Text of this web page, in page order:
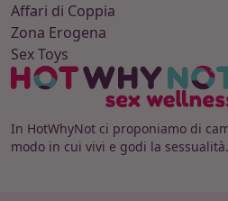
In HotWhyNot ci proponiamo di
modo in cui vivi e godi la
Affari di Coppia
Zona Erogena
Sex Toys